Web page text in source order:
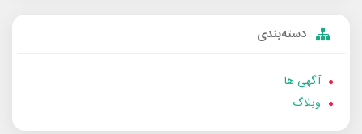
دسته‌بندی
آگهی ها
وبلاگ